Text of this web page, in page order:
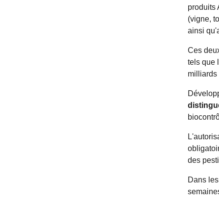
produits
(vigne,
ainsi
Ces
tels que
milliards
des
Dans